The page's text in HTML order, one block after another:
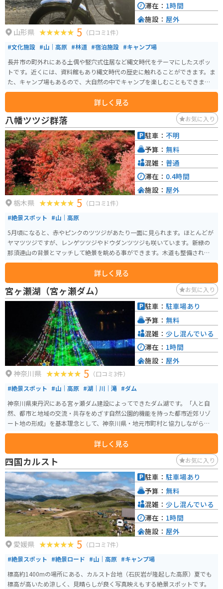
山形県 5 （口コミ1件）
#文化施設 #山｜高原 #林道 #宿泊施設 #キャンプ場
長井市の町外れにある土偶や竪穴式住居など縄文時代をテーマにしたスポッ
トです。近くには、資料館もあり縄文時代の歴史に触れることができます。ま
た、キャンプ場もあるので、大自然の中でキャンプを楽しむこともできま
す。
詳しく見る
滞在： 1時間
施設： 屋外
八幡ツツジ群落 お気に入り
栃木県 5 （口コミ1件）
#絶景スポット #山｜高原
5月頃になると、赤やピンクのツツジがあたり一面に見られます。ほとんどが
ヤマツツジですが、レンゲツツジやドウダンツツジも咲いています。新緑の
那須連山の背景とマッチして絶景を眺める事ができます。木道も整備されて
いるので軽装で行っても散策しやすくなっています。
詳しく見る
駐車： 不明
予算： 無料
混雑： 普通
滞在： 0.4時間
施設： 屋外
宮ヶ瀬湖（宮ヶ瀬ダム） お気に入り
神奈川県 5 （口コミ3件）
#絶景スポット #山｜高原 #湖｜川｜滝 #ダム
神奈川県東丹沢にある宮ヶ瀬ダム建設によってできたダム湖です。「人と自
然、都市と地域の交流・共存をめざす自然公園的機能を持った都市近郊リゾ
ート地の形成」を基本理念として、神奈川県・地元市町村と協力しながら周
辺整備をしています。 「宮ヶ瀬湖畔エリア」「ダムサイトエリア」「鳥居原
エリア」の3つの地区に分かれており、エリアごとに見どころや施設などがあ
ります。水の郷交流館、カヌー場、野外音楽堂、遊覧船、ピクニック広場な
どがあり、一日中楽しめます。 周囲を巡る道路は景色が良く適度なワインデ
ィングのため、神奈川エリアの定番ツーリングコースで、週末になると駐車
場には沢山のライダーで賑わいます。
詳しく見る
駐車： 駐車場あり
予算： 無料
混雑： 少し混んでいる
滞在： 1時間
施設： 屋外
四国カルスト お気に入り
愛媛県 5 （口コミ7件）
#絶景スポット #絶景ロード #山｜高原 #キャンプ場
標高約1400mの場所にある、カルスト台地（石灰岩が隆起した高原）夏でも
標高が高いため涼しく、見晴らしが良く写真映えもする絶景スポットです。
駐車： 駐車場あり
予算： 無料
混雑： 少し混んでいる
滞在： 1時間
施設： 屋外